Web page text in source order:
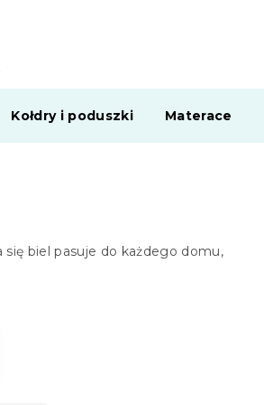
Kołdry i poduszki Materace
się biel pasuje do każdego domu,